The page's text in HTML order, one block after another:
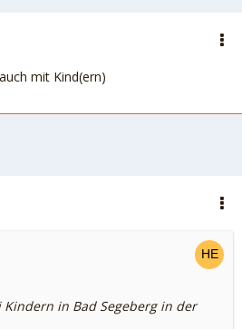
mit Kind(ern)
in Bad Segeberg in der